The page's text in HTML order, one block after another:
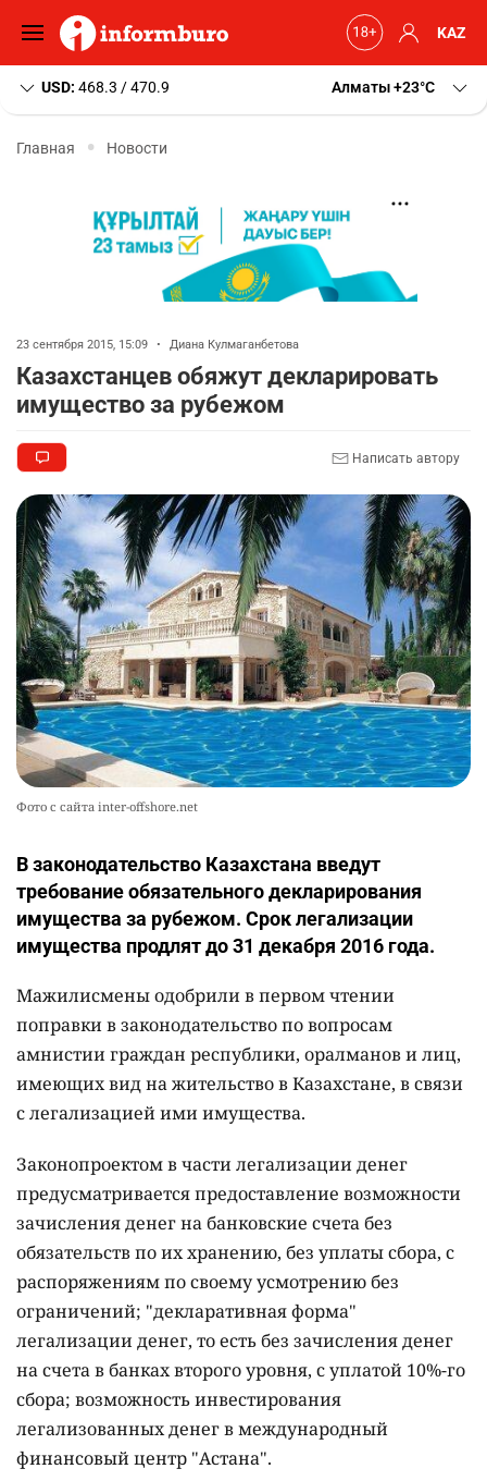
KAZ
USD: 468.3 / 470.9 Алматы+23 C
Главная Новости
23 сентября 2015, 15:09 • Диана Кулмаганбетова
Казахстанцев обяжут декларировать
имущество за рубежом
Написать автору
Фото с сайта inter-offshore.net
В законодательство Казахстана введут
требование обязательного декларирования
имущества за рубежом. Срок легализации
имущества продлят до 31 декабря 2016 года.
Мажилисмены одобрили в первом чтении
поправки в законодательство по вопросам
амнистии граждан республики, оралманов и лиц,
имеющих вид на жительство в Казахстане, в связи
с легализацией ими имущества.
Законопроектом в части легализации денег
предусматривается предоставление возможности
зачисления денег на банковские счета без
обязательств по их хранению, без уплаты сбора, с
распоряжениям по своему усмотрению без
ограничений; "декларативная форма"
легализации денег, то есть без зачисления денег
на счета в банках второго уровня, с уплатой 10%-го
сбора; возможность инвестирования
легализованных денег в международный
финансовый центр "Астана".